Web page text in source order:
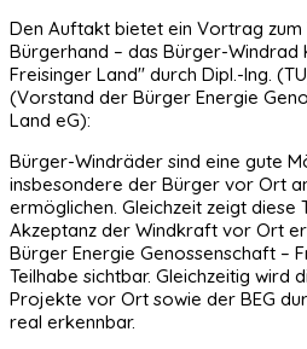
Den Auftakt bietet ein Vortrag
Bürgerhand – das Bürger-Windrad
Freisinger Land" durch Dipl.-Ing.
(Vorstand der Bürger Energie
Land eG):
Bürger-Windräder sind eine gute
insbesondere der Bürger vor Ort
ermöglichen. Gleichzeit zeigt diese
Akzeptanz der Windkraft vor Ort
Bürger Energie Genossenschaft –
Teilhabe sichtbar. Gleichzeitig wird
Projekte vor Ort sowie der BEG
real erkennbar.